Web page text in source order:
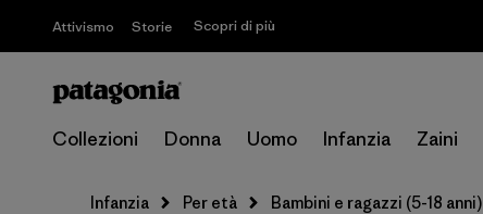
Attivismo Storie Scopri di più
Collezioni Donna Uomo Infanzia Zaini
Infanzia Per età Bambini e ragazzi (5-18 anni)